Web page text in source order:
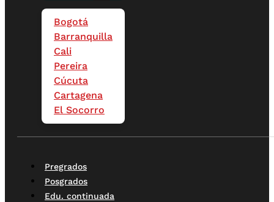
Bogotá
Barranquilla
Cali
Pereira
Cúcuta
Cartagena
El Socorro
Pregrados
Posgrados
Edu. continuada